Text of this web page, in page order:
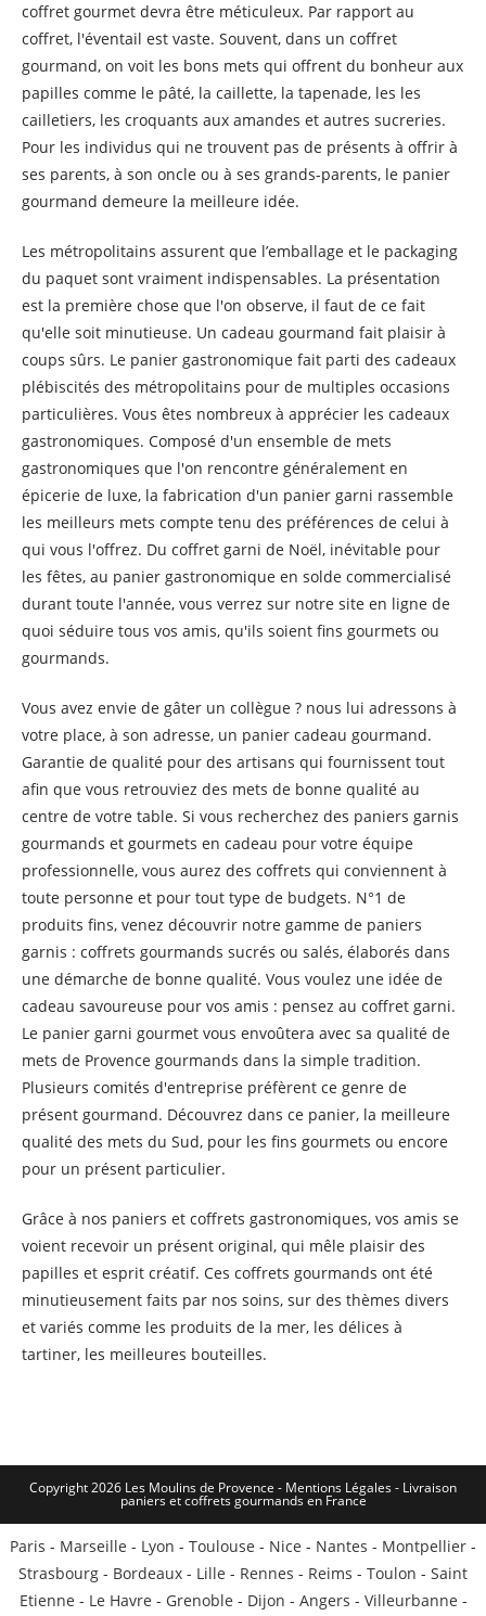
coffret gourmet devra être méticuleux. Par rapport au
coffret, l'éventail est vaste. Souvent, dans un coffret
gourmand, on voit les bons mets qui offrent du bonheur aux
papilles comme le pâté, la caillette, la tapenade, les les
cailletiers, les croquants aux amandes et autres sucreries.
Pour les individus qui ne trouvent pas de présents à offrir à
ses parents, à son oncle ou à ses grands-parents, le panier
gourmand demeure la meilleure idée.
Les métropolitains assurent que l’emballage et le packaging
du paquet sont vraiment indispensables. La présentation
est la première chose que l'on observe, il faut de ce fait
qu'elle soit minutieuse. Un cadeau gourmand fait plaisir à
coups sûrs. Le panier gastronomique fait parti des cadeaux
plébiscités des métropolitains pour de multiples occasions
particulières. Vous êtes nombreux à apprécier les cadeaux
gastronomiques. Composé d'un ensemble de mets
gastronomiques que l'on rencontre généralement en
épicerie de luxe, la fabrication d'un panier garni rassemble
les meilleurs mets compte tenu des préférences de celui à
qui vous l'offrez. Du coffret garni de Noël, inévitable pour
les fêtes, au panier gastronomique en solde commercialisé
durant toute l'année, vous verrez sur notre site en ligne de
quoi séduire tous vos amis, qu'ils soient fins gourmets ou
gourmands.
Vous avez envie de gâter un collègue ? nous lui adressons à
votre place, à son adresse, un panier cadeau gourmand.
Garantie de qualité pour des artisans qui fournissent tout
afin que vous retrouviez des mets de bonne qualité au
centre de votre table. Si vous recherchez des paniers garnis
gourmands et gourmets en cadeau pour votre équipe
professionnelle, vous aurez des coffrets qui conviennent à
toute personne et pour tout type de budgets. N°1 de
produits fins, venez découvrir notre gamme de paniers
garnis : coffrets gourmands sucrés ou salés, élaborés dans
une démarche de bonne qualité. Vous voulez une idée de
cadeau savoureuse pour vos amis : pensez au coffret garni.
Le panier garni gourmet vous envoûtera avec sa qualité de
mets de Provence gourmands dans la simple tradition.
Plusieurs comités d'entreprise préfèrent ce genre de
présent gourmand. Découvrez dans ce panier, la meilleure
qualité des mets du Sud, pour les fins gourmets ou encore
pour un présent particulier.
Grâce à nos paniers et coffrets gastronomiques, vos amis se
voient recevoir un présent original, qui mêle plaisir des
papilles et esprit créatif. Ces coffrets gourmands ont été
minutieusement faits par nos soins, sur des thèmes divers
et variés comme les produits de la mer, les délices à
tartiner, les meilleures bouteilles.
Copyright 2026 Les Moulins de Provence - Mentions Légales - Livraison
paniers et coffrets gourmands en France
Paris - Marseille - Lyon - Toulouse - Nice - Nantes - Montpellier -
Strasbourg - Bordeaux - Lille - Rennes - Reims - Toulon - Saint
Etienne - Le Havre - Grenoble - Dijon - Angers - Villeurbanne -